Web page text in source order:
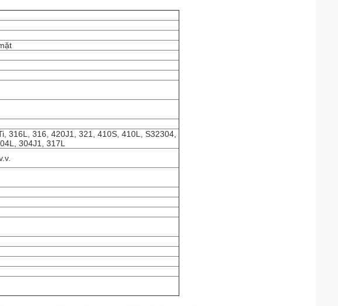
316L, 316, 420J1, 321, 410S, 410L, S32304,
304J1, 317L